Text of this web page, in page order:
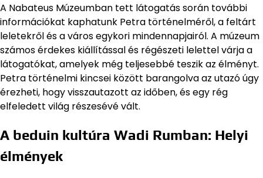
A Nabateus Múzeumban tett látogatás során további
információkat kaphatunk Petra történelméről, a feltárt
leletekről és a város egykori mindennapjairól. A múzeum
számos érdekes kiállítással és régészeti lelettel várja a
látogatókat, amelyek még teljesebbé teszik az élményt.
Petra történelmi kincsei között barangolva az utazó úgy
érezheti, hogy visszautazott az időben, és egy rég
elfeledett világ részesévé vált.
A beduin kultúra Wadi Rumban: Helyi
élmények